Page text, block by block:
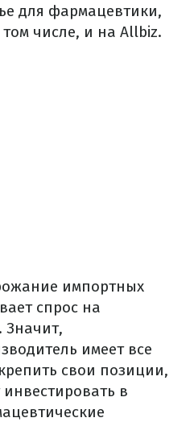
для фармацевтики,
числе, и на Allbiz.
импортных
спрос на
Значит,
имеет все
свои позиции,
в